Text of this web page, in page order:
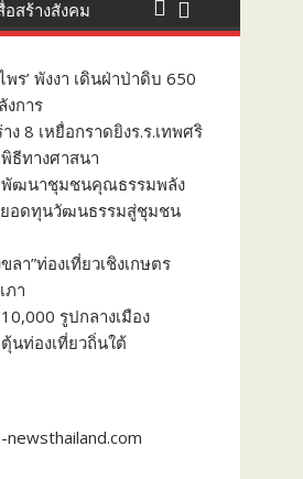
สร้างสังคม
ร’ พังงา เดินฝ่าป่าดิบ 650
งการ
8 เหยื่อกราดยิงร.ร.เทพศริ
ธีทางศาสนา
พัฒนาชุมชนคุณธรรมพลัง
อดทุนวัฒนธรรมสู่ชุมชน
า”ท่องเที่ยวเชิงเกษตร
ภา
รูปกลางเมือง
นท่องเที่ยวถิ่นใต้